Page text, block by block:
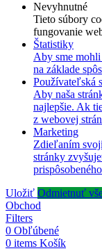
Nevyhnutné
Tieto súbory
fungovanie
Štatistiky
Aby sme
na základe
Používateľská
Aby naša
najlepšie. Ak
z webovej
Marketing
Zdieľaním
stránky
Uložiť Odmietnuť
Obchod
Filters
0 Obľúbené
0 items Košík